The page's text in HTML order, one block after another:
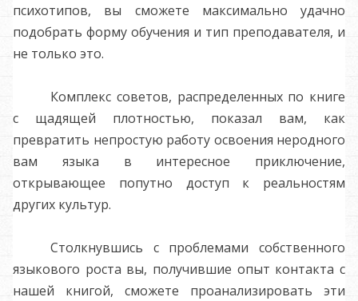
психотипов, вы сможете максимально удачно
подобрать форму обучения и тип преподавателя, и
не только это.
Комплекс советов, распределенных по книге
с щадящей плотностью, показал вам, как
превратить непростую работу освоения неродного
вам языка в интересное приключение,
открывающее попутно доступ к реальностям
других культур.
Столкнувшись с проблемами собственного
языкового роста вы, получившие опыт контакта с
нашей книгой, сможете проанализировать эти